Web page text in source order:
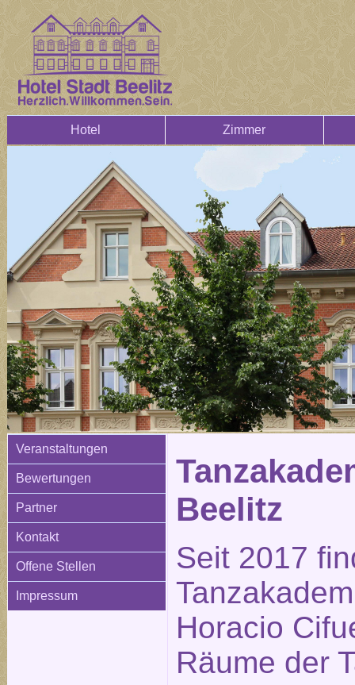
Hotel Zimmer
Veranstaltungen
Bewertungen
Partner
Kontakt
Offene Stellen
Impressum
Beelitz
Seit 2017
Horacio
Räume der